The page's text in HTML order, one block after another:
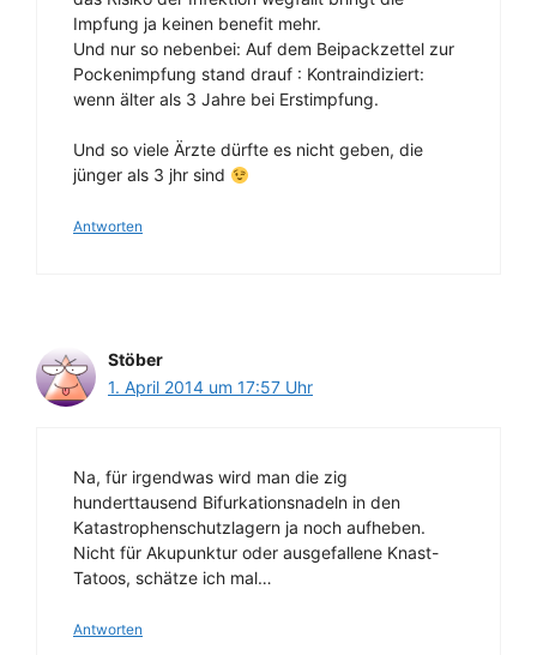
Impfung ja keinen benefit mehr.
Und nur so nebenbei: Auf dem Beipackzettel zur
Pockenimpfung stand drauf : Kontraindiziert:
wenn älter als 3 Jahre bei Erstimpfung.
Und so viele Ärzte dürfte es nicht geben, die
jünger als 3 jhr sind
Antworten
Stöber
1. April 2014 um 17:57 Uhr
Na, für irgendwas wird man die zig
hunderttausend Bifurkationsnadeln in den
Katastrophenschutzlagern ja noch aufheben.
Nicht für Akupunktur oder ausgefallene Knast-
Tatoos, schätze ich mal…
Antworten